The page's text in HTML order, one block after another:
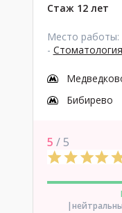
Стаж 12 лет
Место работы:
-
Бибирево
5 / 5